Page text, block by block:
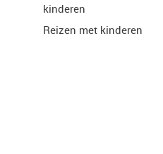
kinderen
Reizen met kinderen